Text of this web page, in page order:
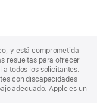
y está comprometida
resueltas para ofrecer
a todos los solicitantes.
con discapacidades
adecuado. Apple es un